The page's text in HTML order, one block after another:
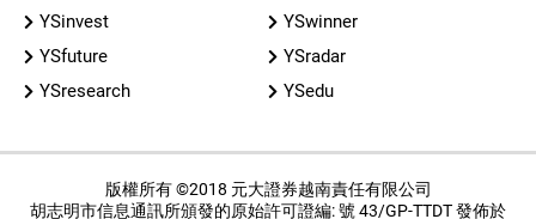
YSinvest
YSwinner
YSfuture
YSradar
YSresearch
YSedu
版權所有 ©2018 元大證券越南責任有限公司
胡志明市信息通訊所頒發的原始許可證編: 號 43/GP-TTDT 發佈於